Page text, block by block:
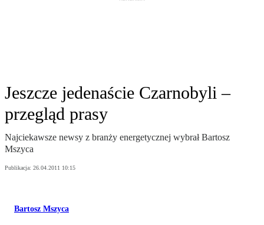
Jeszcze jedenaście Czarnobyli –
przegląd prasy
Najciekawsze newsy z branży energetycznej wybrał Bartosz
Mszyca
Publikacja: 26.04.2011 10:15
Bartosz Mszyca